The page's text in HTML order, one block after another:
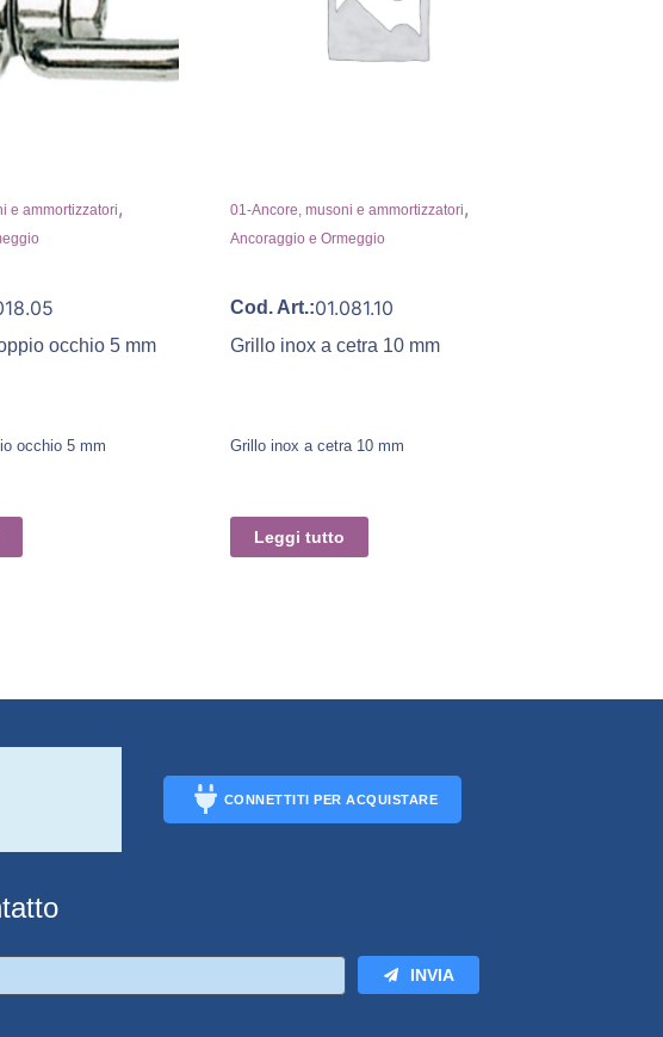
e ammortizzatori,
occhio 5 mm
occhio 5 mm
01-Ancore, musoni e ammortizzatori,
Ancoraggio e Ormeggio
Cod. Art.:01.081.10
Grillo inox a cetra 10 mm
Grillo inox a cetra 10 mm
Leggi tutto
CONNETTITI PER ACQUISTARE
INVIA